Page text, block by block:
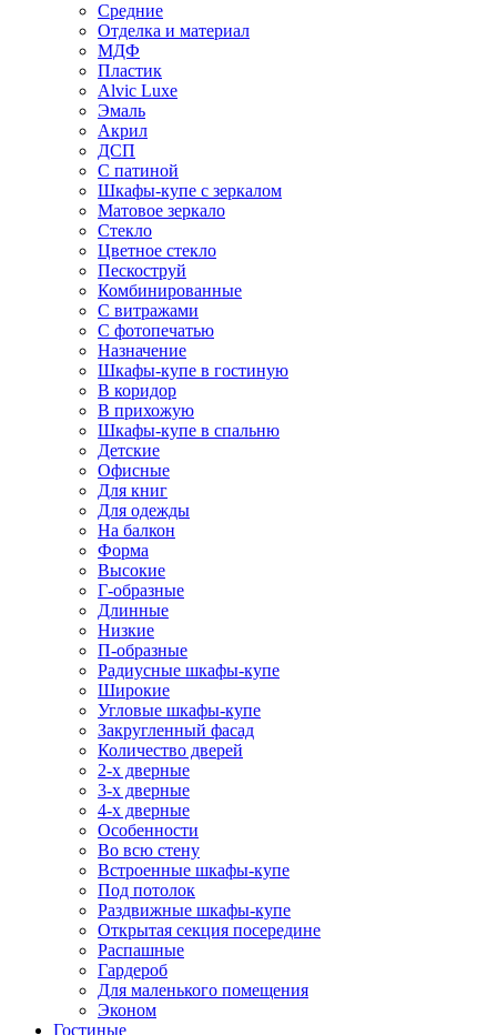
Средние
Отделка и материал
МДФ
Пластик
Alvic Luxe
Эмаль
Акрил
ДСП
С патиной
Шкафы-купе с зеркалом
Матовое зеркало
Стекло
Цветное стекло
Пескоструй
Комбинированные
С витражами
С фотопечатью
Назначение
Шкафы-купе в гостиную
В коридор
В прихожую
Шкафы-купе в спальню
Детские
Офисные
Для книг
Для одежды
На балкон
Форма
Высокие
Г-образные
Длинные
Низкие
П-образные
Радиусные шкафы-купе
Широкие
Угловые шкафы-купе
Закругленный фасад
Количество дверей
2-х дверные
3-х дверные
4-х дверные
Особенности
Во всю стену
Встроенные шкафы-купе
Под потолок
Раздвижные шкафы-купе
Открытая секция посередине
Распашные
Гардероб
Для маленького помещения
Эконом
Гостиные